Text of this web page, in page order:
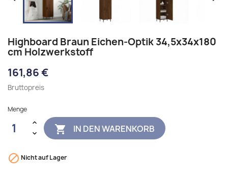
Highboard Braun Eichen-Optik 34,5x34x180
cm Holzwerkstoff
161,86 €
Bruttopreis
Menge
 IN DEN WARENKORB
 Nicht auf Lager